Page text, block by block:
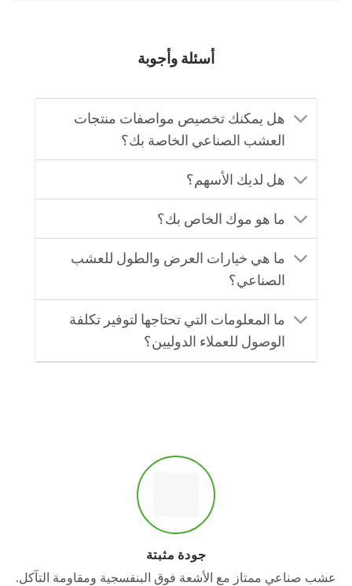
أسئلة وأجوبة
هل يمكنك تخصيص مواصفات منتجات
العشب الصناعي الخاصة بك؟
هل لديك الأسهم؟
ما هو موك الخاص بك؟
ما هي خيارات العرض والطول للعشب
الصناعي؟
ما المعلومات التي تحتاجها لتوفير تكلفة
الوصول للعملاء الدوليين؟
جودة مثبتة
عشب صناعي ممتاز مع الأشعة فوق البنفسجية ومقاومة التآكل.